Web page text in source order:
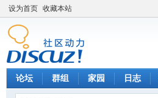
设为首页 收藏本站
论坛 群组 家园 日志